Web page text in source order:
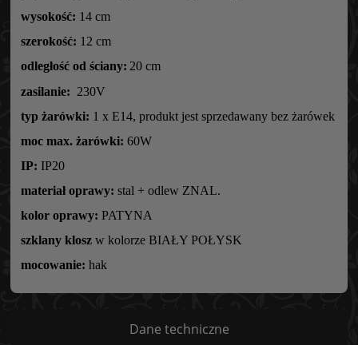
wysokość: 14 cm
szerokość: 12 cm
odległość od ściany: 20 cm
zasilanie: 230V
typ żarówki: 1 x E14, produkt jest sprzedawany bez żarówek
moc max. żarówki: 60W
IP: IP20
materiał oprawy: stal + odlew ZNAL.
kolor oprawy: PATYNA
szklany klosz w kolorze BIAŁY POŁYSK
mocowanie: hak
Dane techniczne